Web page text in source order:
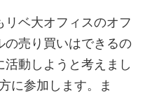
ベ大オフィスのオフ
の売り買いはできるの
動しようと考えまし
に参加します。ま